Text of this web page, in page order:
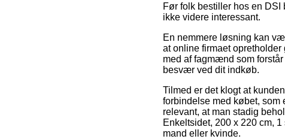
Før folk bestiller hos en DSI
ikke videre interessant.
En nemmere løsning kan
at online firmaet
med af fagmænd som
besvær ved dit indkøb.
Tilmed er det klogt at
forbindelse med købet, som
relevant, at man stadig
Enkeltsidet, 200 x 220 cm,
mand eller kvinde.